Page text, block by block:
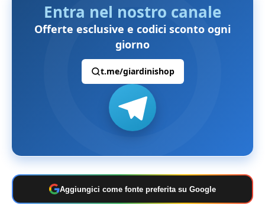
Entra nel nostro canale
Offerte esclusive e codici sconto ogni
giorno
t.me/giardinishop
Aggiungici come fonte preferita su Google